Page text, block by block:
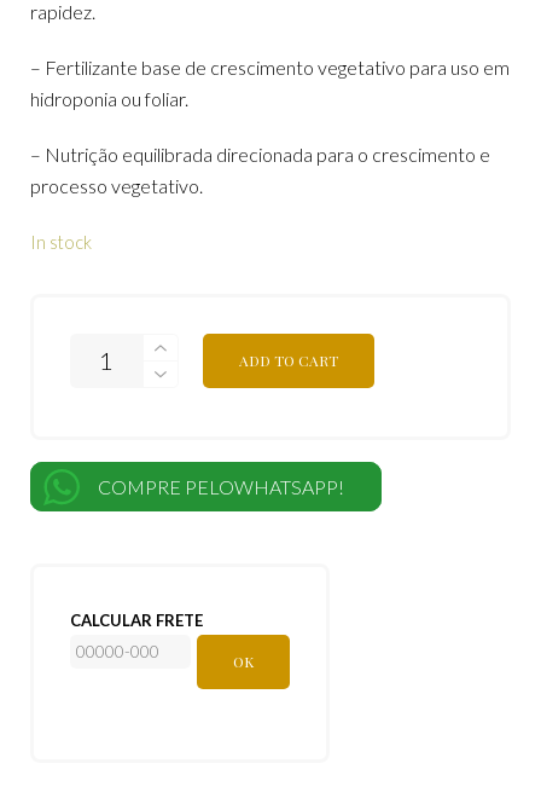
rapidez.
– Fertilizante base de crescimento vegetativo para uso em
hidroponia ou foliar.
– Nutrição equilibrada direcionada para o crescimento e
processo vegetativo.
In stock
ADD TO CART
COMPRE PELOWHATSAPP!
CALCULAR FRETE
OK